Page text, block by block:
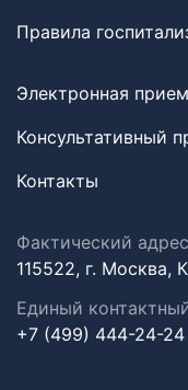
Правила
Электронная
Консультативный
Контакты
Фактический
115522, г. Москва,
Единый
+7 (499) 444-24-24